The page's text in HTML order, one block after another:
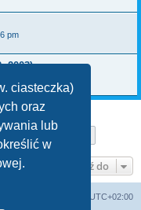
ciasteczka)
oraz
lub
w
pm
2003)
29
3
Przejdź do
UTC+02:00